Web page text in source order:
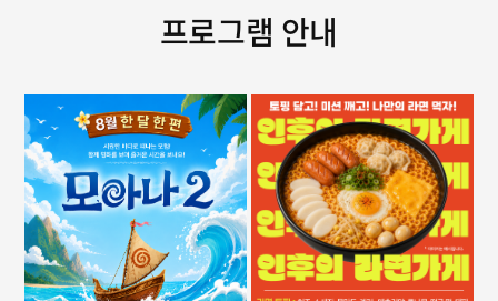
프로그램 안내